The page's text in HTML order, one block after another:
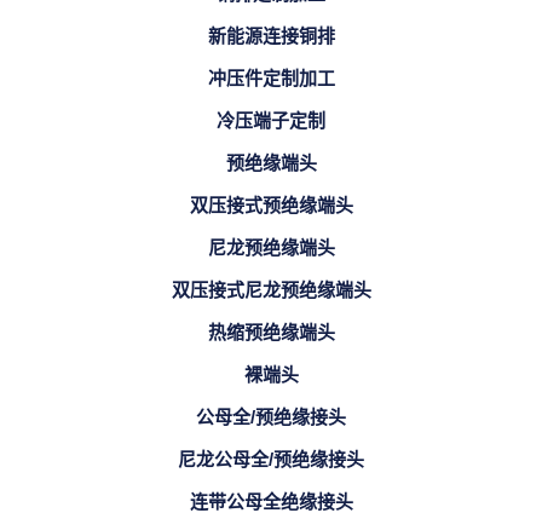
新能源连接铜排
冲压件定制加工
冷压端子定制
预绝缘端头
双压接式预绝缘端头
尼龙预绝缘端头
双压接式尼龙预绝缘端头
热缩预绝缘端头
裸端头
公母全/预绝缘接头
尼龙公母全/预绝缘接头
连带公母全绝缘接头